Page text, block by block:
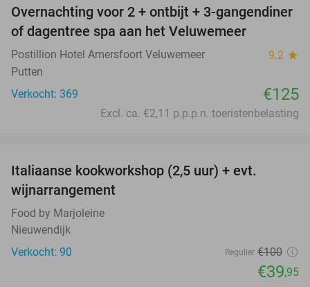
Overnachting voor 2 + ontbijt + 3-gangendiner
of dagentree spa aan het Veluwemeer
Postillion Hotel Amersfoort Veluwemeer 9.2 star
Putten
Verkocht: 369
€125
Excl. ca. €2,11 p.p.p.n. toeristenbelasting
Italiaanse kookworkshop (2,5 uur) + evt.
wijnarrangement
Food by Marjoleine
Nieuwendijk
Verkocht: 90
Regulier €100
€39,95